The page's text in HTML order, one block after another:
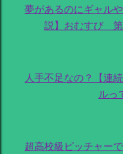
夢があるのにギャル
説】おむすび 第
人手不足なの？【連
ルっ
超高校級ピッチャー